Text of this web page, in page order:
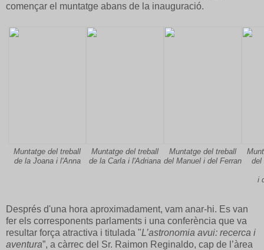
començar el muntatge abans de la inauguració.
Muntatge del treball
de la Joana i l'Anna
Muntatge del treball
de la Carla i l'Adriana
Muntatge del treball
del Manuel i del Ferran
del
i
Després d'una hora aproximadament, vam anar-hi. Es van
fer els corresponents parlaments i una conferència que va
resultar força atractiva i titulada "L’astronomia avui: recerca i
aventura”, a càrrec del Sr. Raimon Reginaldo, cap de l’àrea